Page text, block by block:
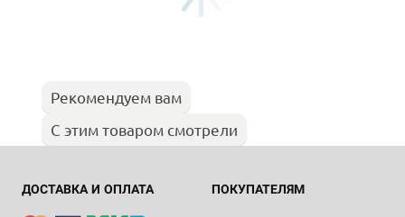
Рекомендуем вам
С этим товаром смотрели
ДОСТАВКА И ОПЛАТА ПОКУПАТЕЛЯМ